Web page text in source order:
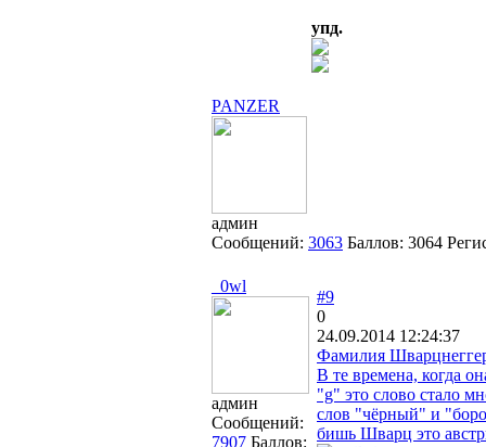
упд.
PANZER
админ
Сообщений: 3063 Баллов: 3064
_0wl
админ
Сообщений:
7907 Баллов:
#9
0
24.09.2014 12:24:37
Фамилия
В те времена, когда
"g" это слово стало
слов "чёрный" и
бишь Шварц это